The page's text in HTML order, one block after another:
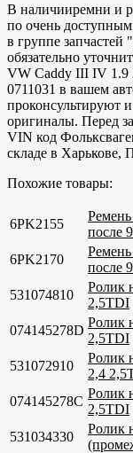
В наличииремни и
по очень доступным
в группе
обязательно
VW Caddy III IV 1.9
0711031 в вашем
проконсультируют
оригиналы. Перед
VIN код
складе в Харькове,
Похожие товары:
6PK2155
после
6PK2170
после
531074810
Ролик
2,5TDI
074145278D
Ролик
2,5TDI
531072910
Ролик
2,4
074145278C
Ролик
2,5TDI
531034330
Ролик